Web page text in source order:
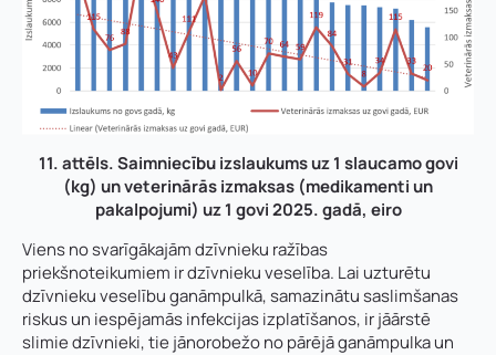
11. attēls. Saimniecību izslaukums uz 1 slaucamo govi
(kg) un veterinārās izmaksas (medikamenti un
pakalpojumi) uz 1 govi 2025. gadā, eiro
Viens no svarīgākajām dzīvnieku ražības
priekšnoteikumiem ir dzīvnieku veselība. Lai uzturētu
dzīvnieku veselību ganāmpulkā, samazinātu saslimšanas
riskus un iespējamās infekcijas izplatīšanos, ir jāārstē
slimie dzīvnieki, tie jānorobežo no pārējā ganāmpulka un